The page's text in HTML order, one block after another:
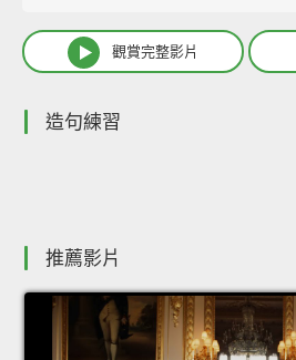
觀賞完整影片
造句練習
推薦影片